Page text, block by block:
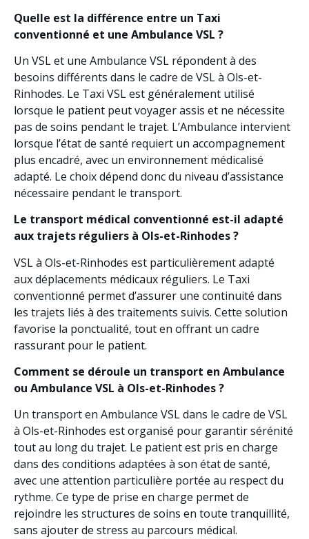
Quelle est la différence entre un Taxi
conventionné et une Ambulance VSL ?
Un VSL et une Ambulance VSL répondent à des
besoins différents dans le cadre de VSL à Ols-et-
Rinhodes. Le Taxi VSL est généralement utilisé
lorsque le patient peut voyager assis et ne nécessite
pas de soins pendant le trajet. L’Ambulance intervient
lorsque l’état de santé requiert un accompagnement
plus encadré, avec un environnement médicalisé
adapté. Le choix dépend donc du niveau d’assistance
nécessaire pendant le transport.
Le transport médical conventionné est-il adapté
aux trajets réguliers à Ols-et-Rinhodes ?
VSL à Ols-et-Rinhodes est particulièrement adapté
aux déplacements médicaux réguliers. Le Taxi
conventionné permet d’assurer une continuité dans
les trajets liés à des traitements suivis. Cette solution
favorise la ponctualité, tout en offrant un cadre
rassurant pour le patient.
Comment se déroule un transport en Ambulance
ou Ambulance VSL à Ols-et-Rinhodes ?
Un transport en Ambulance VSL dans le cadre de VSL
à Ols-et-Rinhodes est organisé pour garantir sérénité
tout au long du trajet. Le patient est pris en charge
dans des conditions adaptées à son état de santé,
avec une attention particulière portée au respect du
rythme. Ce type de prise en charge permet de
rejoindre les structures de soins en toute tranquillité,
sans ajouter de stress au parcours médical.